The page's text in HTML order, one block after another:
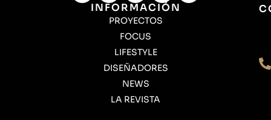
INFORMACIÓN
PROYECTOS
FOCUS
LIFESTYLE
DISEÑADORES
NEWS
LA REVISTA